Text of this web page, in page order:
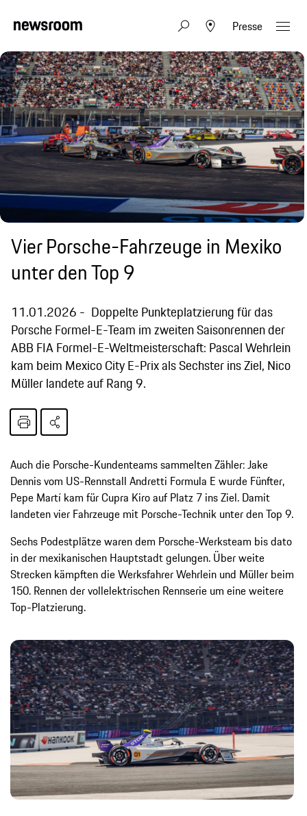
Presse
Vier Porsche-Fahrzeuge in Mexiko
unter den Top 9
11.01.2026
Doppelte Punkteplatzierung für das
Porsche Formel-E-Team im zweiten Saisonrennen der
ABB FIA Formel-E-Weltmeisterschaft: Pascal Wehrlein
kam beim Mexico City E-Prix als Sechster ins Ziel, Nico
Müller landete auf Rang 9.
Auch die Porsche-Kundenteams sammelten Zähler: Jake
Dennis vom US-Rennstall Andretti Formula E wurde Fünfter,
Pepe Martí kam für Cupra Kiro auf Platz 7 ins Ziel. Damit
landeten vier Fahrzeuge mit Porsche-Technik unter den Top 9.
Sechs Podestplätze waren dem Porsche-Werksteam bis dato
in der mexikanischen Hauptstadt gelungen. Über weite
Strecken kämpften die Werksfahrer Wehrlein und Müller beim
150. Rennen der vollelektrischen Rennserie um eine weitere
Top-Platzierung.